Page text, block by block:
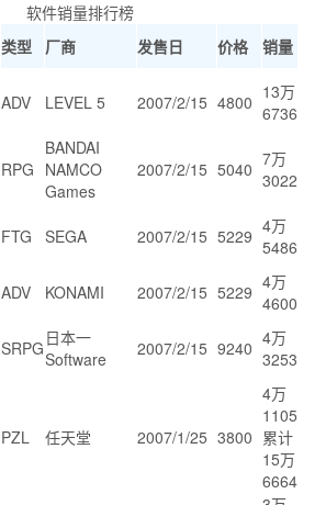
[登陆] [注册]
软件销量排行榜
类型 厂商 发售日 价格 销量
ADV LEVEL 5 2007/2/15 4800 13万
6736
RPG
BANDAI
NAMCO
Games
2007/2/15 5040 7万
3022
FTG SEGA 2007/2/15 5229 4万
5486
ADV KONAMI 2007/2/15 5229 4万
4600
SRPG 日本一
Software
2007/2/15 9240 4万
3253
PZL 任天堂 2007/1/25 3800
4万
1105
累计
15万
6664